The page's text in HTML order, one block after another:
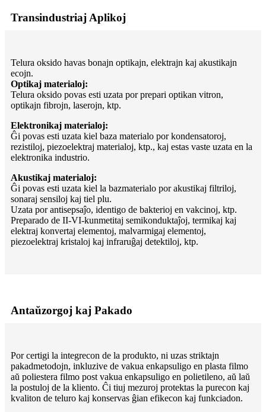
Transindustriaj Aplikoj
Telura oksido havas bonajn optikajn, elektrajn kaj akustikajn
ecojn.
Optikaj materialoj:
Telura oksido povas esti uzata por prepari optikan vitron,
optikajn fibrojn, laserojn, ktp.
Elektronikaj materialoj:
Ĝi povas esti uzata kiel baza materialo por kondensatoroj,
rezistiloj, piezoelektraj materialoj, ktp., kaj estas vaste uzata en la
elektronika industrio.
Akustikaj materialoj:
Ĝi povas esti uzata kiel la bazmaterialo por akustikaj filtriloj,
sonaraj sensiloj kaj tiel plu.
Uzata por antisepsaĵo, identigo de bakterioj en vakcinoj, ktp.
Preparado de II-VI-kunmetitaj semikonduktaĵoj, termikaj kaj
elektraj konvertaj elementoj, malvarmigaj elementoj,
piezoelektraj kristaloj kaj infraruĝaj detektiloj, ktp.
Antaŭzorgoj kaj Pakado
Por certigi la integrecon de la produkto, ni uzas striktajn
pakadmetodojn, inkluzive de vakua enkapsuligo en plasta filmo
aŭ poliestera filmo post vakua enkapsuligo en polietileno, aŭ laŭ
la postuloj de la kliento. Ĉi tiuj mezuroj protektas la purecon kaj
kvaliton de teluro kaj konservas ĝian efikecon kaj funkciadon.